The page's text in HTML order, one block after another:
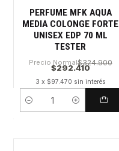
PERFUME MFK AQUA
MEDIA COLONGE FORTE
UNISEX EDP 70 ML
TESTER
Precio Normal$324.900
$292.410
3 x $97.470 sin interés
Cantidad